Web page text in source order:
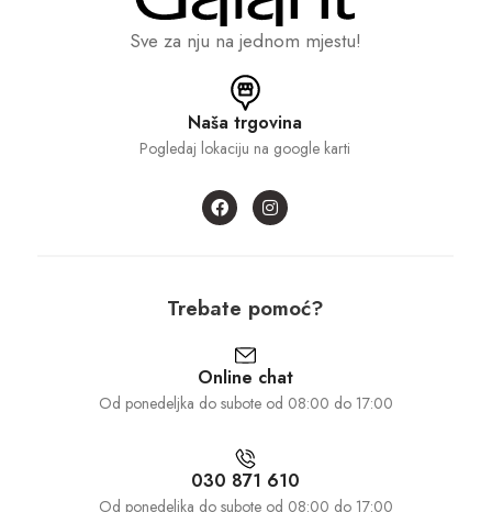
Sve za nju na jednom mjestu!
Naša trgovina
Pogledaj lokaciju na google karti
Trebate pomoć?
Online chat
Od ponedeljka do subote od 08:00 do 17:00
030 871 610
Od ponedeljka do subote od 08:00 do 17:00